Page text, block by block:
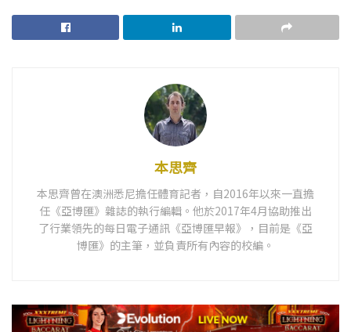
本思齊
本思齊曾在澳洲悉尼擔任體育記者，自2016年以來一直擔
任《亞博匯》雜誌的執行編輯。他於2017年4月協助推出
了行業領先的每日電子通訊《亞博匯早報》，目前是《亞
博匯》的主筆，並負責所有內容的校編。